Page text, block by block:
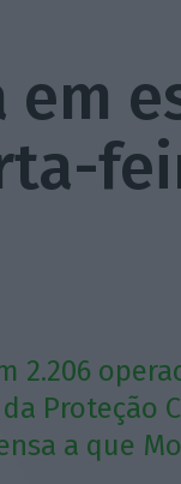
2.206
Proteção
a que